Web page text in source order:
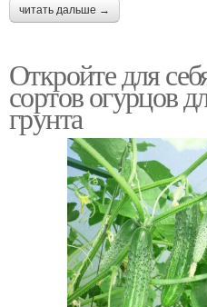
читать дальше →
Откройте для
сортов огурцов
грунта